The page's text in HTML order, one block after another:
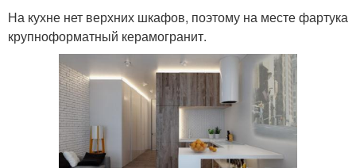
На кухне нет верхних шкафов, поэтому на месте фартука
крупноформатный керамогранит.